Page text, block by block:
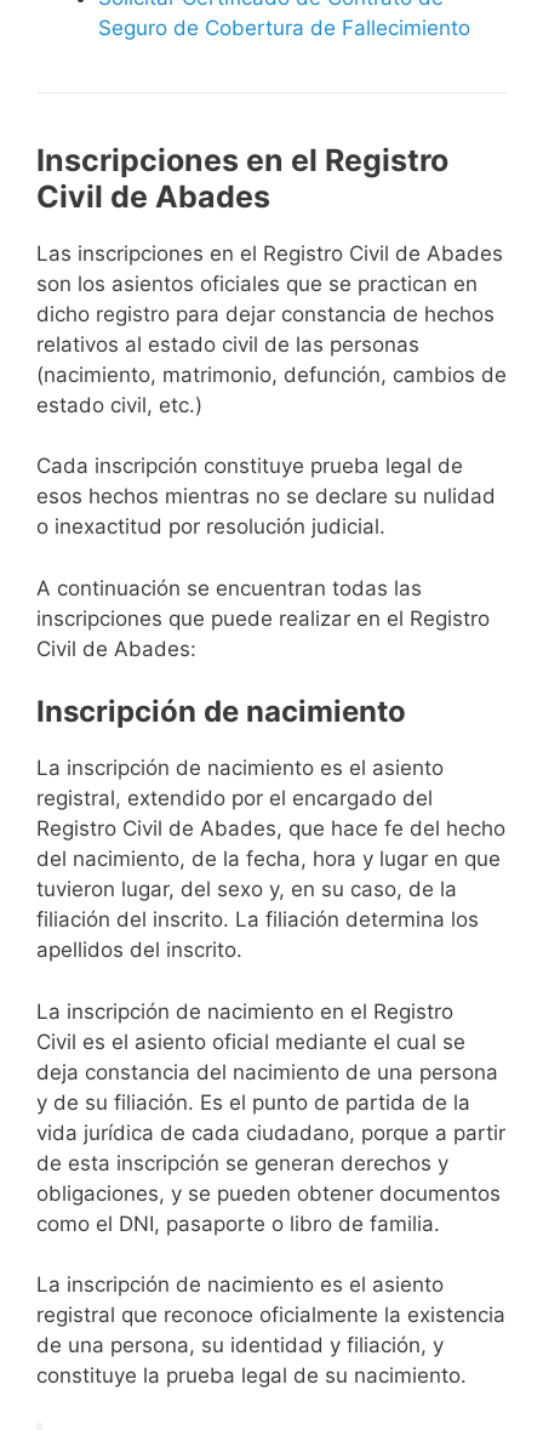
Seguro de Cobertura de Fallecimiento
Inscripciones en el Registro
Civil de Abades
Las inscripciones en el Registro Civil de Abades
son los asientos oficiales que se practican en
dicho registro para dejar constancia de hechos
relativos al estado civil de las personas
(nacimiento, matrimonio, defunción, cambios de
estado civil, etc.)
Cada inscripción constituye prueba legal de
esos hechos mientras no se declare su nulidad
o inexactitud por resolución judicial.
A continuación se encuentran todas las
inscripciones que puede realizar en el Registro
Civil de Abades:
Inscripción de nacimiento
La inscripción de nacimiento es el asiento
registral, extendido por el encargado del
Registro Civil de Abades, que hace fe del hecho
del nacimiento, de la fecha, hora y lugar en que
tuvieron lugar, del sexo y, en su caso, de la
filiación del inscrito. La filiación determina los
apellidos del inscrito.
La inscripción de nacimiento en el Registro
Civil es el asiento oficial mediante el cual se
deja constancia del nacimiento de una persona
y de su filiación. Es el punto de partida de la
vida jurídica de cada ciudadano, porque a partir
de esta inscripción se generan derechos y
obligaciones, y se pueden obtener documentos
como el DNI, pasaporte o libro de familia.
La inscripción de nacimiento es el asiento
registral que reconoce oficialmente la existencia
de una persona, su identidad y filiación, y
constituye la prueba legal de su nacimiento.